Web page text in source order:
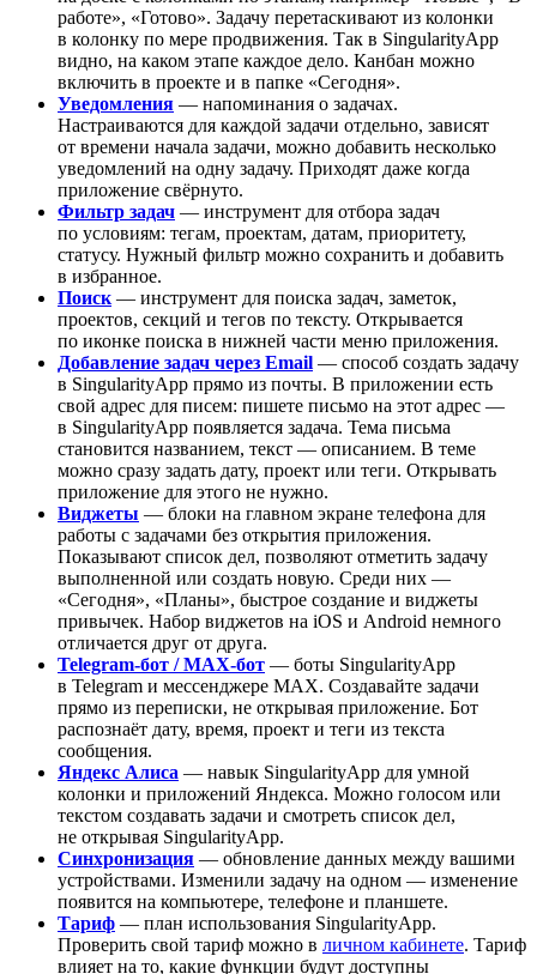
работе», «Готово». Задачу перетаскивают из колонки
в колонку по мере продвижения. Так в SingularityApp
видно, на каком этапе каждое дело. Канбан можно
включить в проекте и в папке «Сегодня».
Уведомления — напоминания о задачах.
Настраиваются для каждой задачи отдельно, зависят
от времени начала задачи, можно добавить несколько
уведомлений на одну задачу. Приходят даже когда
приложение свёрнуто.
Фильтр задач — инструмент для отбора задач
по условиям: тегам, проектам, датам, приоритету,
статусу. Нужный фильтр можно сохранить и добавить
в избранное.
Поиск — инструмент для поиска задач, заметок,
проектов, секций и тегов по тексту. Открывается
по иконке поиска в нижней части меню приложения.
Добавление задач через Email — способ создать задачу
в SingularityApp прямо из почты. В приложении есть
свой адрес для писем: пишете письмо на этот адрес —
в SingularityApp появляется задача. Тема письма
становится названием, текст — описанием. В теме
можно сразу задать дату, проект или теги. Открывать
приложение для этого не нужно.
Виджеты — блоки на главном экране телефона для
работы с задачами без открытия приложения.
Показывают список дел, позволяют отметить задачу
выполненной или создать новую. Среди них —
«Сегодня», «Планы», быстрое создание и виджеты
привычек. Набор виджетов на iOS и Android немного
отличается друг от друга.
Telegram-бот / MAX-бот — боты SingularityApp
в Telegram и мессенджере MAX. Создавайте задачи
прямо из переписки, не открывая приложение. Бот
распознаёт дату, время, проект и теги из текста
сообщения.
Яндекс Алиса — навык SingularityApp для умной
колонки и приложений Яндекса. Можно голосом или
текстом создавать задачи и смотреть список дел,
не открывая SingularityApp.
Синхронизация — обновление данных между вашими
устройствами. Изменили задачу на одном — изменение
появится на компьютере, телефоне и планшете.
Тариф — план использования SingularityApp.
Проверить свой тариф можно в личном кабинете. Тариф
влияет на то, какие функции будут доступны